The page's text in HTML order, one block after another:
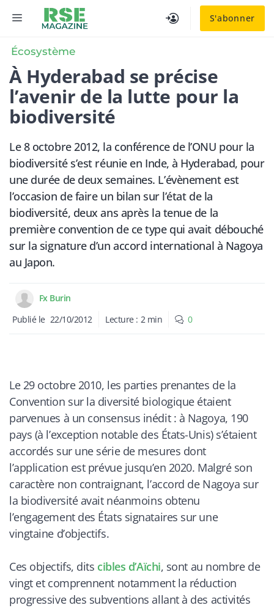
S'abonner
MENU
Écosystème
À Hyderabad se précise
l’avenir de la lutte pour la
biodiversité
Le 8 octobre 2012, la conférence de l’ONU pour la
biodiversité s’est réunie en Inde, à Hyderabad, pour
une durée de deux semaines. L’évènement est
l’occasion de faire un bilan sur l’état de la
biodiversité, deux ans après la tenue de la
première convention de ce type qui avait débouché
sur la signature d’un accord international à Nagoya
au Japon.
Fx Burin
Publié le 22/10/2012 Lecture : 2 min 0
Le 29 octobre 2010, les parties prenantes de la
Convention sur la diversité biologique étaient
parvenues à un consensus inédit : à Nagoya, 190
pays (à l’exception notable des États-Unis) s’étaient
accordés sur une série de mesures dont
l’application est prévue jusqu’en 2020. Malgré son
caractère non contraignant, l’accord de Nagoya sur
la biodiversité avait néanmoins obtenu
l’engagement des États signataires sur une
vingtaine d’objectifs.
Ces objectifs, dits cibles d’Aïchi, sont au nombre de
vingt et comprennent notamment la réduction
progressive des subventions allant à des activités